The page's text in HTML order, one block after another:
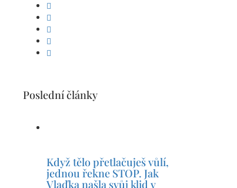
facebook
linkedin
pinterest
instagram
youtube
Poslední články
Když tělo přetlačuješ vůlí,
jednou řekne STOP. Jak
Vlaďka našla svůj klid v